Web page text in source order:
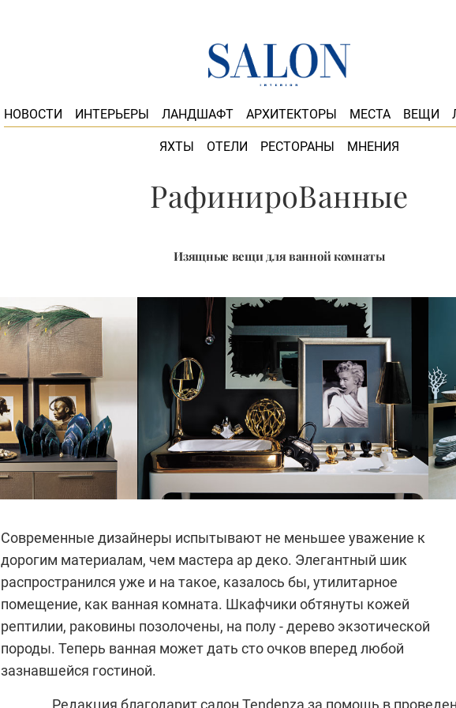
НОВОСТИ ИНТЕРЬЕРЫ ЛАНДШАФТ АРХИТЕКТОРЫ МЕСТА ВЕЩИ
ЯХТЫ ОТЕЛИ РЕСТОРАНЫ МНЕНИЯ
РафинироВанные
Изящные вещи для ванной комнаты
Современные дизайнеры испытывают не меньшее уважение к
дорогим материалам, чем мастера ар деко. Элегантный шик
распространился уже и на такое, казалось бы, утилитарное
помещение, как ванная комната. Шкафчики обтянуты кожей
рептилии, раковины позолочены, на полу - дерево экзотической
породы. Теперь ванная может дать сто очков вперед любой
зазнавшейся гостиной.
Редакция благодарит салон Tendenza за помощь в